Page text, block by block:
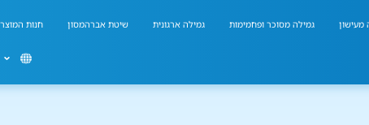
מעישון גמילה מסוכר ופחמימות גמילה ארגונית שיטת אברהמסון חנות